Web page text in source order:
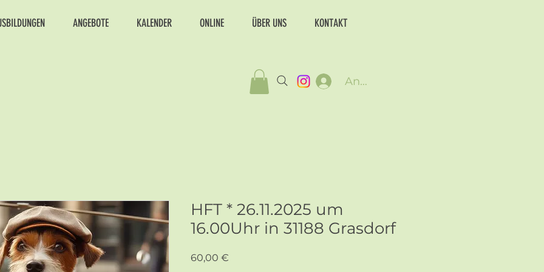
ANGEBOTE KALENDER ONLINE ÜBER UNS KONTAKT
Anmelden
HFT * 26.11.2025 um
16.00Uhr in 31188 Grasdorf
60,00 €